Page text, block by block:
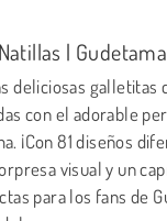
| Gudetama
deliciosas galletitas
con el adorable
¡Con 81 diseños
visual y un
para los fans de